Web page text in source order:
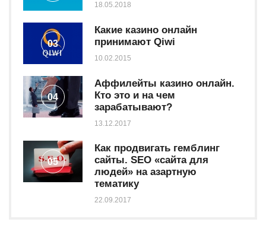
18.05.2018
03
Какие казино онлайн
принимают Qiwi
10.02.2015
04
Аффилейты казино онлайн.
Кто это и на чем
зарабатывают?
13.12.2017
05
Как продвигать гемблинг
сайты. SEO «сайта для
людей» на азартную
тематику
22.09.2017